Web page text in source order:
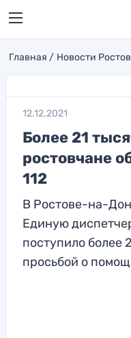
Главная Новости
12.12.2021
Более 21
ростовчане
112
В Ростове-на-
Единую
поступило более
просьбой о